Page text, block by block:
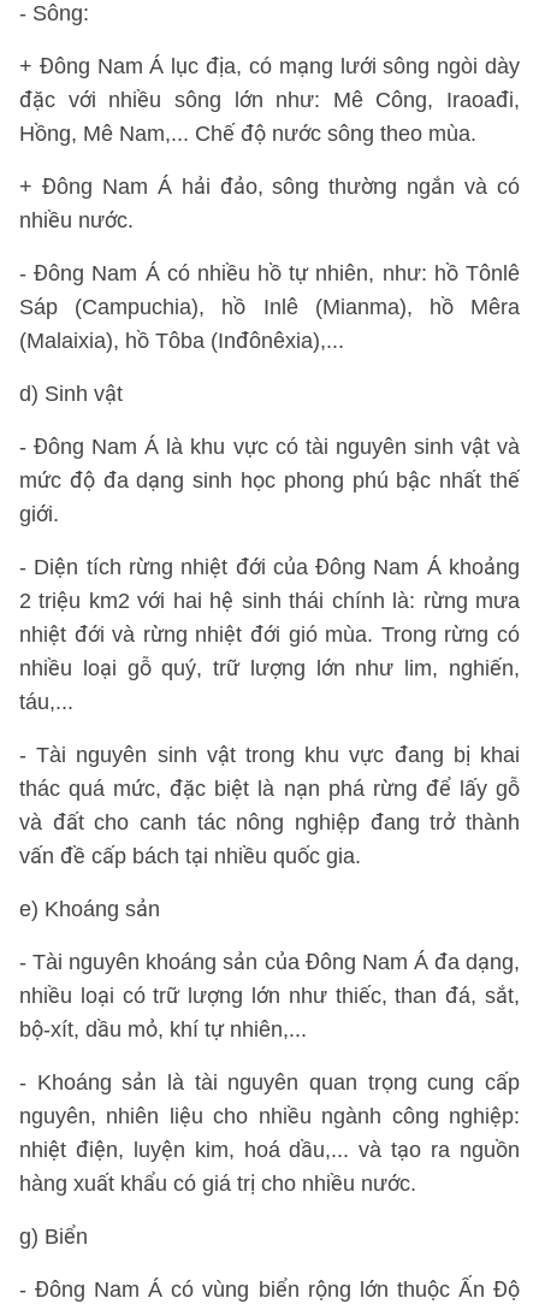
- Sông:
+ Đông Nam Á lục địa, có mạng lưới sông ngòi dày
đặc với nhiều sông lớn như: Mê Công, Iraoađi,
Hồng, Mê Nam,... Chế độ nước sông theo mùa.
+ Đông Nam Á hải đảo, sông thường ngắn và có
nhiều nước.
- Đông Nam Á có nhiều hồ tự nhiên, như: hồ Tônlê
Sáp (Campuchia), hồ Inlê (Mianma), hồ Mêra
(Malaixia), hồ Tôba (Inđônêxia),...
d) Sinh vật
- Đông Nam Á là khu vực có tài nguyên sinh vật và
mức độ đa dạng sinh học phong phú bậc nhất thế
giới.
- Diện tích rừng nhiệt đới của Đông Nam Á khoảng
2 triệu km2 với hai hệ sinh thái chính là: rừng mưa
nhiệt đới và rừng nhiệt đới gió mùa. Trong rừng có
nhiều loại gỗ quý, trữ lượng lớn như lim, nghiến,
táu,...
- Tài nguyên sinh vật trong khu vực đang bị khai
thác quá mức, đặc biệt là nạn phá rừng để lấy gỗ
và đất cho canh tác nông nghiệp đang trở thành
vấn đề cấp bách tại nhiều quốc gia.
e) Khoáng sản
- Tài nguyên khoáng sản của Đông Nam Á đa dạng,
nhiều loại có trữ lượng lớn như thiếc, than đá, sắt,
bộ-xít, dầu mỏ, khí tự nhiên,...
- Khoáng sản là tài nguyên quan trọng cung cấp
nguyên, nhiên liệu cho nhiều ngành công nghiệp:
nhiệt điện, luyện kim, hoá dầu,... và tạo ra nguồn
hàng xuất khẩu có giá trị cho nhiều nước.
g) Biển
- Đông Nam Á có vùng biển rộng lớn thuộc Ấn Độ